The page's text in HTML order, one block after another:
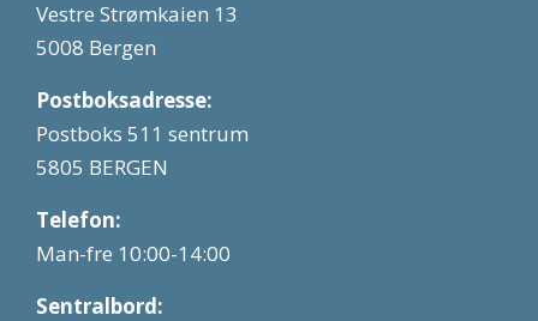
Vestre Strømkaien 13
5008 Bergen
Postboksadresse:
Postboks 511 sentrum
5805 BERGEN
Telefon:
Man-fre 10:00-14:00
Sentralbord: